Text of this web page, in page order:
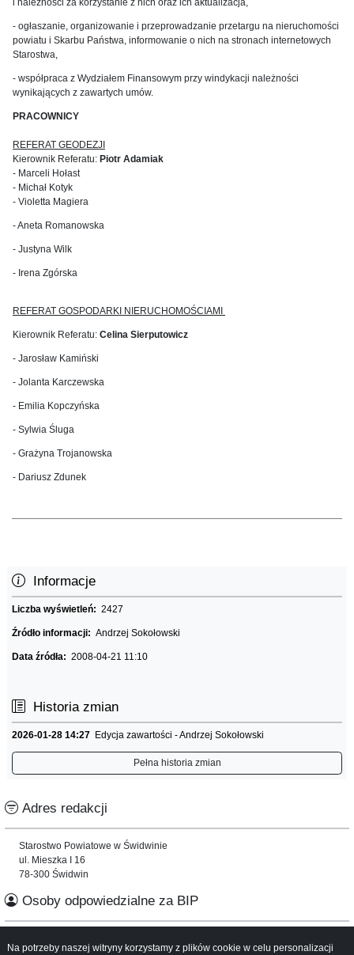
- ogłaszanie, organizowanie i przeprowadzanie przetargu na nieruchomości
powiatu i Skarbu Państwa, informowanie o nich na stronach internetowych
Starostwa,
- współpraca z Wydziałem Finansowym przy windykacji należności
wynikających z zawartych umów.
PRACOWNICY
REFERAT GEODEZJI
Kierownik Referatu: Piotr Adamiak
- Marceli Hołast
- Michał Kotyk
- Violetta Magiera
- Aneta Romanowska
- Justyna Wilk
- Irena Zgórska
REFERAT GOSPODARKI NIERUCHOMOŚCIAMI
Kierownik Referatu: Celina Sierputowicz
- Jarosław Kamiński
- Jolanta Karczewska
- Emilia Kopczyńska
- Sylwia Śluga
- Grażyna Trojanowska
- Dariusz Zdunek
Informacje
Liczba wyświetleń: 2427
Źródło informacji: Andrzej Sokołowski
Data źródła: 2008-04-21 11:10
Historia zmian
2026-01-28 14:27 Edycja zawartości - Andrzej Sokołowski
Pełna historia zmian
Adres redakcji
Starostwo Powiatowe w Świdwinie
ul. Mieszka I 16
78-300 Świdwin
Osoby odpowiedzialne za BIP
Informacje o serwisie
Na potrzeby naszej witryny korzystamy z plików cookie w celu personalizacji